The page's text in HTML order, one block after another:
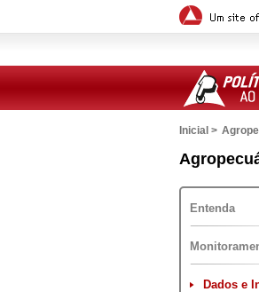
Inicial >
Versão para impressão
Entenda
Dados e